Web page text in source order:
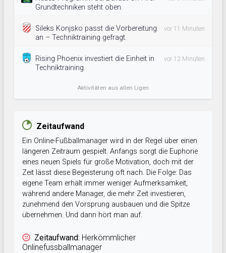
Grundtechniken steht oben.
Sileks Konjsko passt die Vorbereitung
an – Techniktraining gefragt.
vor 11 Minuten
Rising Phoenix investiert die Einheit in
Techniktraining.
vor 12 Minuten
Aktivitäten aus allen Ligen
Zeitaufwand
Ein Online-Fußballmanager wird in der Regel über einen
längeren Zeitraum gespielt. Anfangs sorgt die Euphorie
eines neuen Spiels für große Motivation, doch mit der
Zeit lässt diese Begeisterung oft nach. Die Folge: Das
eigene Team erhält immer weniger Aufmerksamkeit,
während andere Manager, die mehr Zeit investieren,
zunehmend den Vorsprung ausbauen und die Spitze
übernehmen. Und dann hört man auf.
Zeitaufwand: Herkömmlicher
Onlinefussballmanager